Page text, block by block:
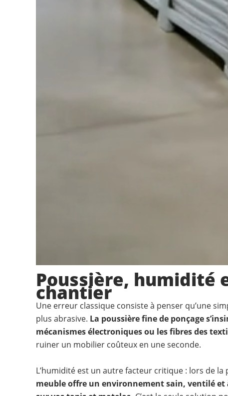
Poussière, humidité
chantier
Une erreur classique consiste à penser qu’une
plus abrasive. La poussière fine de ponçage
mécanismes électroniques ou les fibres des
ruiner un mobilier coûteux en une seconde.
L’humidité est un autre facteur critique : lors de
meuble offre un environnement sain, ventilé